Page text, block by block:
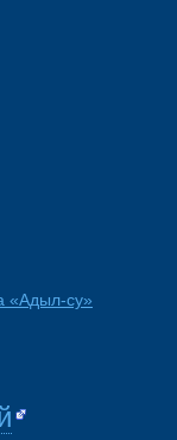
«Адыл-су»